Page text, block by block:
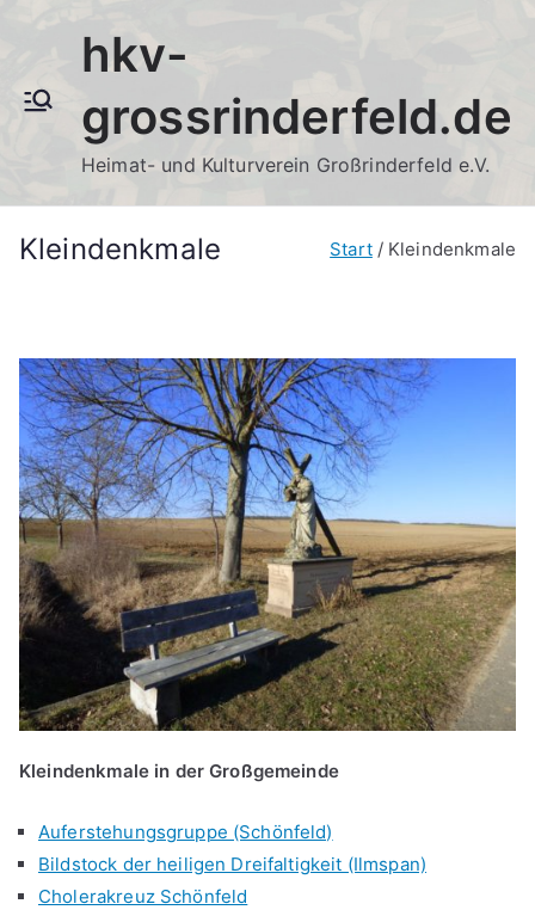
hkv-
grossrinderfeld.de
Heimat- und Kulturverein Großrinderfeld e.V.
Kleindenkmale Start Kleindenkmale
Kleindenkmale in der Großgemeinde
Auferstehungsgruppe (Schönfeld)
Bildstock der heiligen Dreifaltigkeit (Ilmspan)
Cholerakreuz Schönfeld